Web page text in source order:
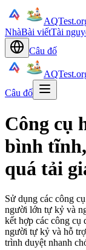
NhàBài viếtTài
Câu đố
Câu đố
Công cụ
bình
quá tải
Sử dụng các công
người lớn tự kỷ và
kết hợp các công cụ
người tự kỷ và hỗ
trình duyệt nhanh